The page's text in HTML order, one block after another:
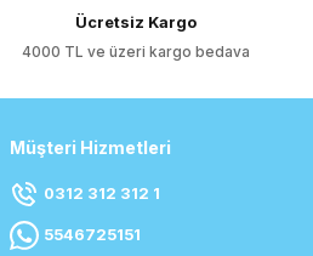
Ücretsiz Kargo
4000 TL ve üzeri kargo bedava
Müşteri Hizmetleri
0312 312 312 1
5546725151